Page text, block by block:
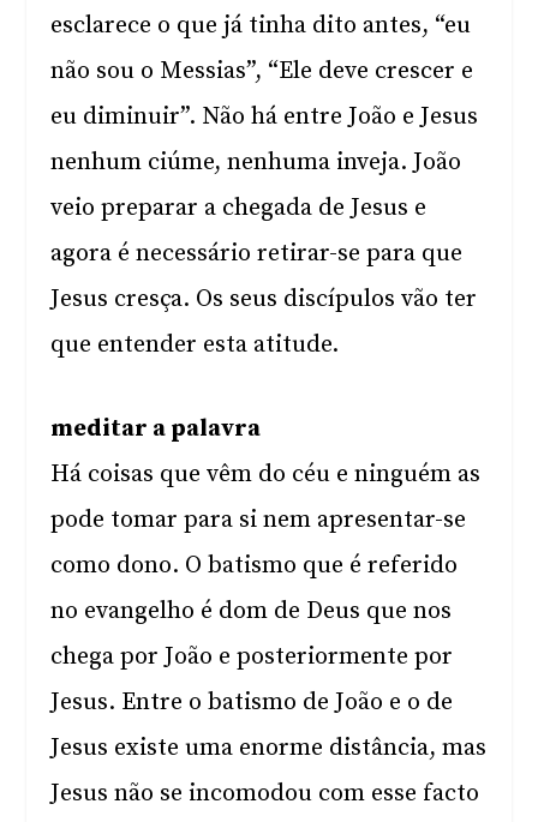
esclarece o que já tinha dito antes, “eu
não sou o Messias”, “Ele deve crescer e
eu diminuir”. Não há entre João e Jesus
nenhum ciúme, nenhuma inveja. João
veio preparar a chegada de Jesus e
agora é necessário retirar-se para que
Jesus cresça. Os seus discípulos vão ter
que entender esta atitude.
meditar a palavra
Há coisas que vêm do céu e ninguém as
pode tomar para si nem apresentar-se
como dono. O batismo que é referido
no evangelho é dom de Deus que nos
chega por João e posteriormente por
Jesus. Entre o batismo de João e o de
Jesus existe uma enorme distância, mas
Jesus não se incomodou com esse facto